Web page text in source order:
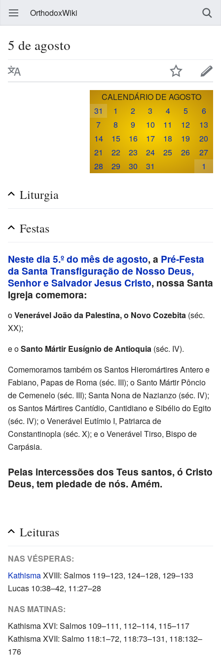
OrthodoxWiki
5 de agosto
CALENDÁRIO DE AGOSTO
31
1 2 3 4 5
6
7
8 9 10 11 12
13
14
15 16 17 18 19
20
21
22 23 24 25 26
27
28
29 30 31 1
Liturgia
Festas
Neste dia 5.º do mês de agosto, a Pré-Festa
da Santa Transfiguração de Nosso Deus,
Senhor e Salvador Jesus Cristo, nossa Santa
Igreja comemora:
oVenerável João da Palestina, o Novo Cozebita (séc.
XX);
e oSanto Mártir Eusígnio de Antioquia (séc. IV).
Comemoramos também os Santos Hieromártires Antero e
Fabiano, Papas de Roma (séc. III); o Santo Mártir Pôncio
de Cemenelo (séc. III); Santa Nona de Nazianzo (séc. IV);
os Santos Mártires Cantídio, Cantidiano e Sibélio do Egito
(séc. IV); o Venerável Eutímio I, Patriarca de
Constantinopla (séc. X); e o Venerável Tirso, Bispo de
Carpásia.
Pelas intercessões dos Teus santos, ó Cristo
Deus, tem piedade de nós. Amém.
Leituras
NAS VÉSPERAS:
KathismaXVIII: Salmos 119–123, 124–128, 129–133
Lucas 10:38–42, 11:27–28
NAS MATINAS:
Kathisma XVI: Salmos 109–111, 112–114, 115–117
Kathisma XVII: Salmo 118:1–72, 118:73–131, 118:132–
176